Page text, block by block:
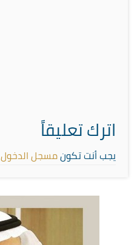
اترك تعليقاً
يجب أنت تكونمسجل الدخول